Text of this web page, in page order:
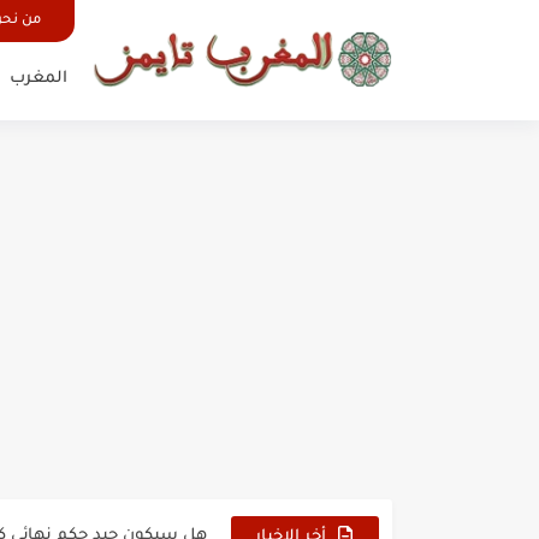
من
المغرب